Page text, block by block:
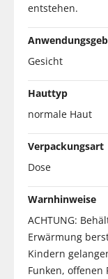
entstehen.
Gesicht
Hauttyp
normale Haut
Verpackungsart
Dose
Warnhinweise
ACHTUNG:
Erwärmung
Kindern
Funken,